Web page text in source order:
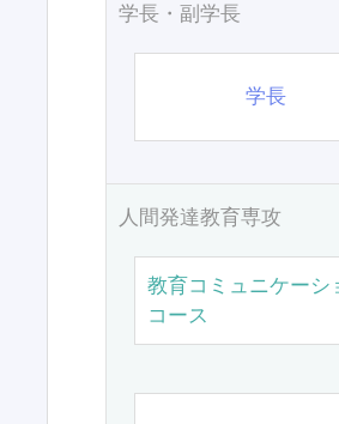
学長・副学長
学長
人間発達教育専攻
教育コミュニケーシ
コース